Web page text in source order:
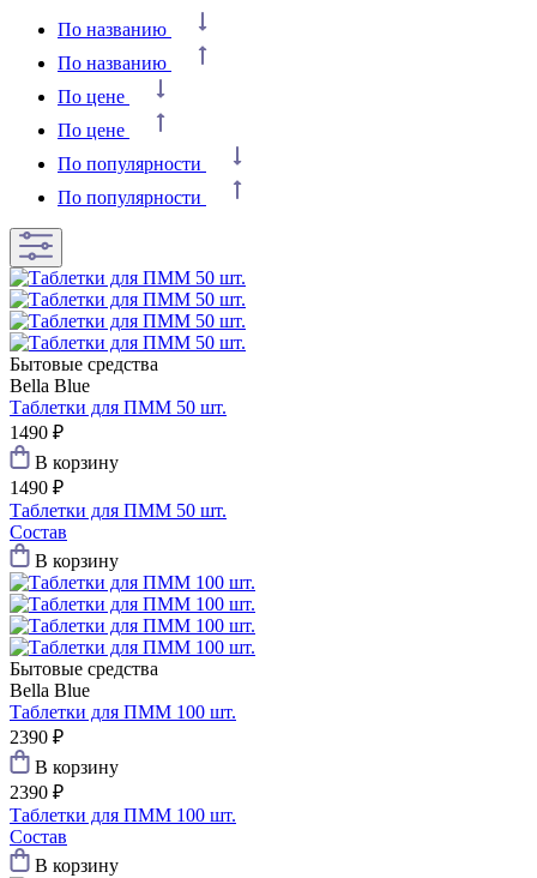
По названию
По названию
По цене
По цене
По популярности
По популярности
Бытовые средства
Bella Blue
Таблетки для ПММ 50 шт.
1490 ₽
В корзину
1490 ₽
Таблетки для ПММ 50 шт.
Состав
В корзину
Бытовые средства
Bella Blue
Таблетки для ПММ 100 шт.
2390 ₽
В корзину
2390 ₽
Таблетки для ПММ 100 шт.
Состав
В корзину